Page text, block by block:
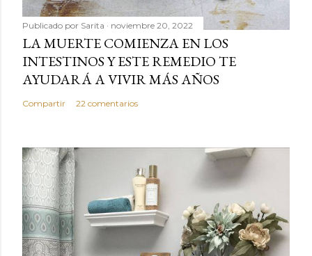
Publicado por Sarita noviembre 20, 2022
LA MUERTE COMIENZA EN LOS
INTESTINOS Y ESTE REMEDIO TE
AYUDARÁ A VIVIR MÁS AÑOS
Compartir 22 comentarios